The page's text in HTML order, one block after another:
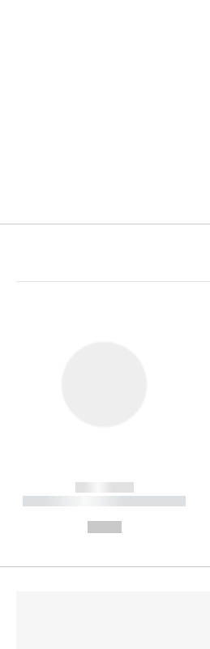
------------
----------- ----------- ----------